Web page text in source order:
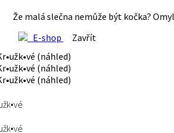
Že malá slečna nemůže být kočka?
E-shop
Zavřít